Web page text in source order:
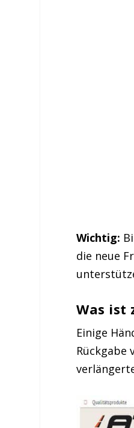
Wichtig:
die neue
Was ist
Einige
Rückgabe